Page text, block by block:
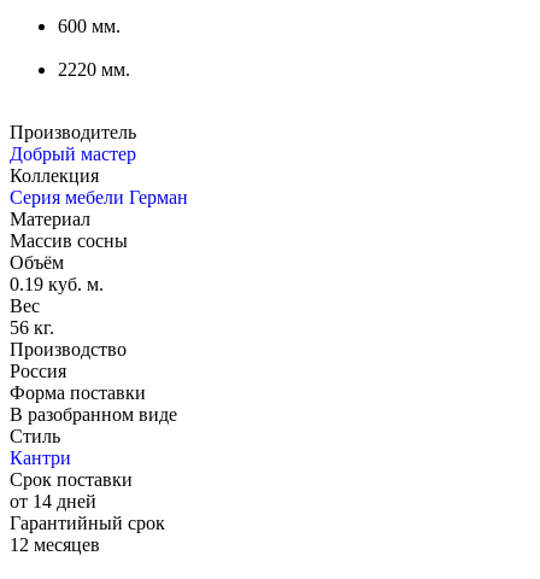
600 мм.
2220 мм.
Производитель
Добрый мастер
Коллекция
Серия мебели Герман
Материал
Массив сосны
Объём
0.19 куб. м.
Вес
56 кг.
Производство
Россия
Форма поставки
В разобранном виде
Стиль
Кантри
Срок поставки
от 14 дней
Гарантийный срок
12 месяцев